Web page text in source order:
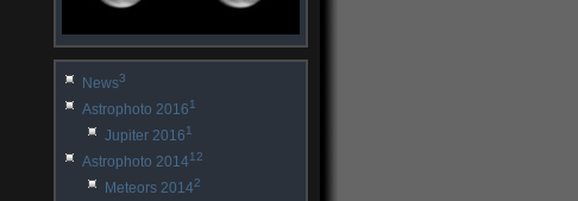
News3
Astrophoto 20161
Jupiter 20161
Astrophoto 201412
Meteors 20142